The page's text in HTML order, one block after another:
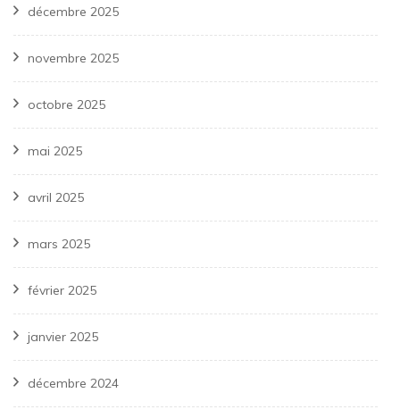
décembre 2025
novembre 2025
octobre 2025
mai 2025
avril 2025
mars 2025
février 2025
janvier 2025
décembre 2024